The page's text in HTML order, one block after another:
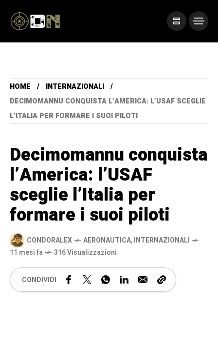
HOME
INTERNAZIONALI
DECIMOMANNU CONQUISTA L’AMERICA: L’USAF SCEGLIE
L’ITALIA PER FORMARE I SUOI PILOTI
Decimomannu conquista
l’America: l’USAF
sceglie l’Italia per
formare i suoi piloti
CONDORALEX AERONAUTICA,INTERNAZIONALI
11 mesi fa
316 Visualizzazioni
CONDIVIDI